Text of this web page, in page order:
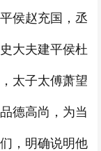
侯赵充国，丞
大夫建平侯杜
太子太傅萧望
德高尚，为当
，明确说明他